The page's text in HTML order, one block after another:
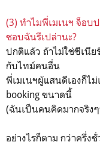
(3) ทำไมพี่เมเนฯ จ็อบ
ชอบฉันรึเปล่านะ?
ปกติแล้ว ถ้าไม่ใช่ซีเนีย
กับไทม์คนอื่น
พี่เมเนฯผู้แสนดีเองก็ไ
booking ขนาดนี้
(ฉันเป็นคนคิดมากจริง
อย่างไรก็ตาม กว่าครึ่ง